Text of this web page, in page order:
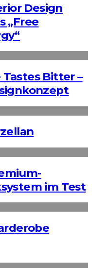
Design
„Free
Bitter –
im Test